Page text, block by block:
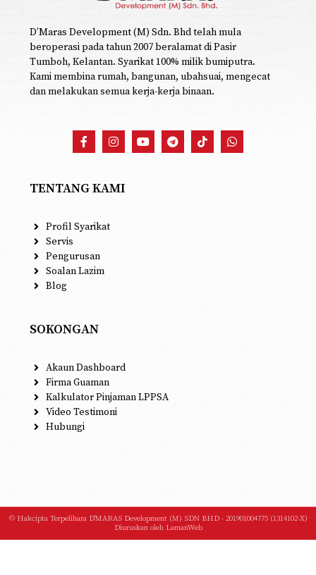
D’Maras Development (M) Sdn. Bhd telah mula
beroperasi pada tahun 2007 beralamat di Pasir
Tumboh, Kelantan. Syarikat 100% milik bumiputra.
Kami membina rumah, bangunan, ubahsuai, mengecat
dan melakukan semua kerja-kerja binaan.
TENTANG KAMI
Profil Syarikat
Servis
Pengurusan
Soalan Lazim
Blog
SOKONGAN
Akaun Dashboard
Firma Guaman
Kalkulator Pinjaman LPPSA
Video Testimoni
Hubungi
© Hakcipta Terpelihara D'MARAS Development (M) SDN BHD - 201901004775 (1314102-X)
Diuruskan oleh LamanWeb